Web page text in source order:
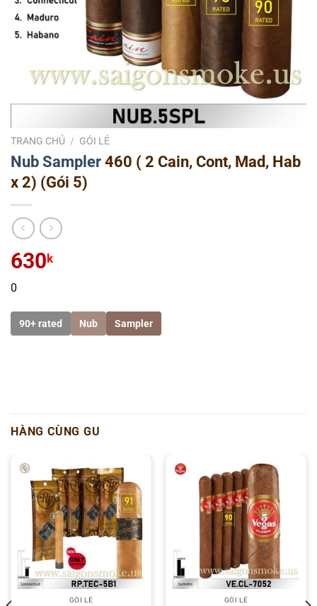
TRANG CHỦ / GÓI LẺ
NubSampler460 ( 2 Cain, Cont, Mad, Hab
x 2) (Gói 5)
630 k
0
90+ rated Nub Sampler
HÀNG CÙNG GU
GÓI LẺ GÓI LẺ